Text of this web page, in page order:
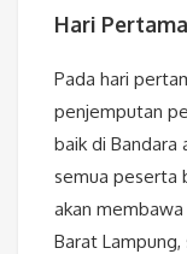
Hari
Pada hari
penjemputan
baik di
semua peserta
akan
Barat